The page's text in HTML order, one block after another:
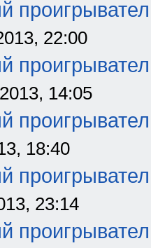
22:00
14:05
18:40
23:14